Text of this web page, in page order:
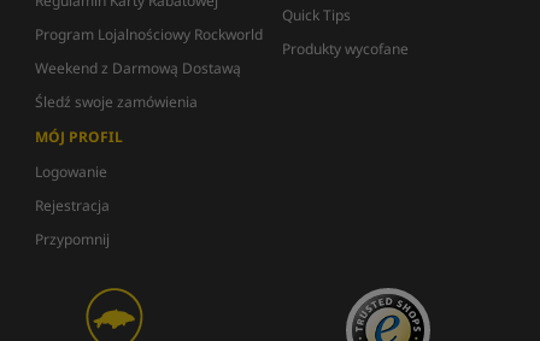
Program Lojalnościowy Rockworld
Weekend z Darmową Dostawą
Śledź swoje zamówienia
Quick Tips
Produkty wycofane
MÓJ PROFIL
Logowanie
Rejestracja
Przypomnij